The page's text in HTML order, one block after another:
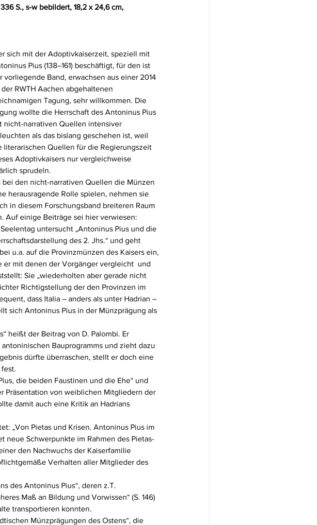
S., s-w bebildert, 18,2 x 24,6 cm,
sich mit der Adoptivkaiserzeit, speziell mit
Pius (138–161) beschäftigt, für den ist
vorliegende Band, erwachsen aus einer 2014
der RWTH Aachen abgehaltenen
Tagung, sehr willkommen. Die
wollte die Herrschaft des Antoninus Pius
nicht-narrativen Quellen intensiver
als das bislang geschehen ist, weil
literarischen Quellen für die Regierungszeit
Adoptivkaisers nur vergleichweise
sprudeln.
bei den nicht-narrativen Quellen die Münzen
herausragende Rolle spielen, nehmen sie
in diesem Forschungsband breiteren Raum
Auf einige Beiträge sei hier verwiesen:
untersucht „Antoninus Pius und die
des 2. Jhs.“ und geht
u.a. auf die Provinzmünzen des Kaisers ein,
er mit denen der Vorgänger vergleicht  und
Sie „wiederholten aber gerade nicht
Richtigstellung der den Provinzen im
dass Italia – anders als unter Hadrian –
sich Antoninus Pius in der Münzprägung als
heißt der Beitrag von D. Palombi. Er
Bauprogramms und zieht dazu
dürfte überraschen, stellt er doch eine
fest.
die beiden Faustinen und die Ehe“ und
Präsentation von weiblichen Mitgliedern der
damit auch eine Kritik an Hadrians
„Von Pietas und Krisen. Antoninus Pius im
neue Schwerpunkte im Rahmen des Pietas-
den Nachwuchs der Kaiserfamilie
Verhalten aller Mitglieder des
des Antoninus Pius“, deren z.T.
Maß an Bildung und Vorwissen“ (S. 146)
transportieren konnten.
Münzprägungen des Ostens“, die